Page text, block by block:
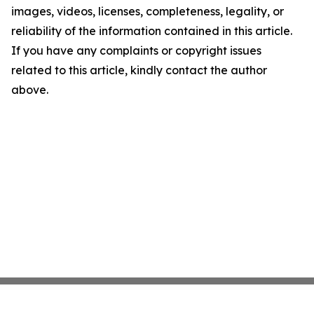
images, videos, licenses, completeness, legality, or
reliability of the information contained in this article.
If you have any complaints or copyright issues
related to this article, kindly contact the author
above.